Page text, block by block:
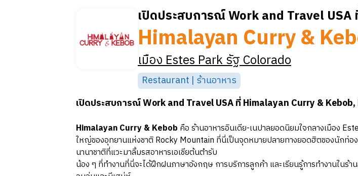
เปิดประสบการณ์ Work and Travel USA
Himalayan Curry &
เมืองEstes ParkรัฐColorado
Restaurant | ร้านอาหาร
เปิดประสบการณ์ Work and Travel USA ที่ Himalayan Curry & Kebob,
Himalayan Curry & Kebob คือ ร้านอาหารอินเดีย-เนปาลยอดนิยมใจกลางเมือง
ใหญ่ของอุทยานแห่งชาติ Rocky Mountain ที่นี่เป็นจุดหมายปลายทางยอดฮิตของนักท่อ
นานาชาติที่แวะมาลิ้มรสอาหารเอเชียต้นตำรับ
น้อง ๆ ที่ทำงานที่นี่จะได้ฝึกฝนภาษาอังกฤษ การบริการลูกค้า และเรียนรู้การทำงานในร้